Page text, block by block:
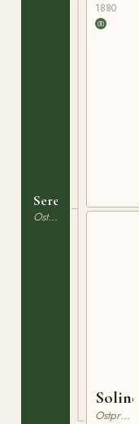
Serenade
Ostpreussare
1880
Solinde
Ostpreussare